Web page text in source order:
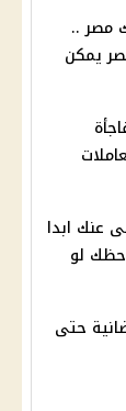
في بنوك مصر ..
يمكن
مفاجأة
لن تتخلى عنك ابدا
لو
حتى